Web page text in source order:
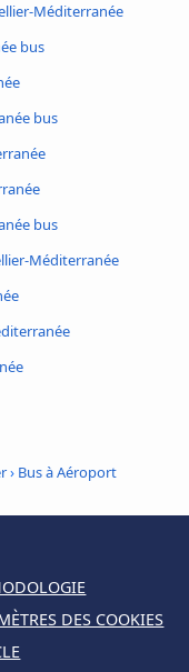
Méditerranée
bus
bus
bus
Méditerranée
› Bus à Aéroport
DES COOKIES